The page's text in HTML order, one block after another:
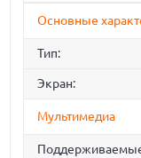
Основные
Тип:
Экран:
Мультимедиа